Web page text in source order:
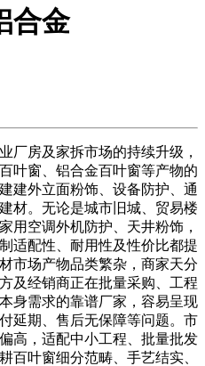
合金
房及家拆市场的持续升级，
叶窗、铝合金百叶窗等产物的
建外立面粉饰、设备防护、通
材。无论是城市旧城、贸易楼
用空调外机防护、天井粉饰，
适配性、耐用性及性价比都提
市场产物品类繁杂，商家天分
及经销商正在批量采购、工程
身需求的靠谱厂家，容易呈现
延期、售后无保障等问题。市
高，适配中小工程、批量批发
百叶窗细分范畴、手艺结实、